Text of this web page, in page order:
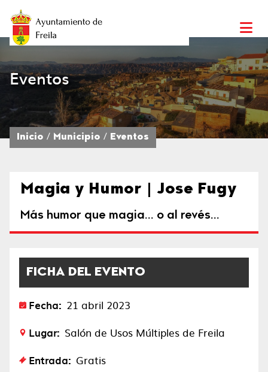
Eventos
Inicio Municipio Eventos
Magia y Humor | Jose Fugy
Más humor que magia... o al revés...
FICHA DEL EVENTO
Fecha: 21 abril 2023
Lugar: Salón de Usos Múltiples de Freila
Entrada: Gratis